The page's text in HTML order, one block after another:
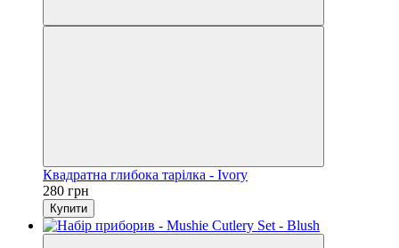
Квадратна глибока тарілка - Ivory
280 грн
Купити